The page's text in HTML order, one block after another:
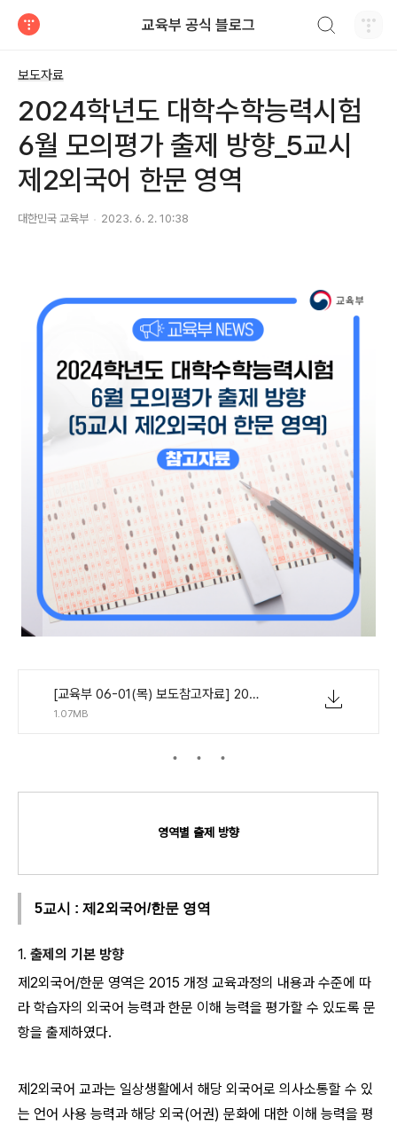
교육부 공식 블로그
보도자료
2024학년도 대학수학능력시험
6월 모의평가 출제 방향_5교시
제2외국어 한문 영역
대한민국 교육부 2023. 6. 2. 10:38
[교육부 06-01(목) 보도참고자료] 2024학년도 대학수학능력시험 6월 모의평가 출제 방향(5교시 제2외국어 한문 영역).pdf
1.07MB
영역별 출제 방향
5교시 : 제2외국어/한문 영역
1. 출제의 기본 방향
제2외국어/한문 영역은 2015 개정 교육과정의 내용과 수준에 따
라 학습자의 외국어 능력과 한문 이해 능력을 평가할 수 있도록 문
항을 출제하였다.
제2외국어 교과는 일상생활에서 해당 외국어로 의사소통할 수 있
는 언어 사용 능력과 해당 외국(어권) 문화에 대한 이해 능력을 평